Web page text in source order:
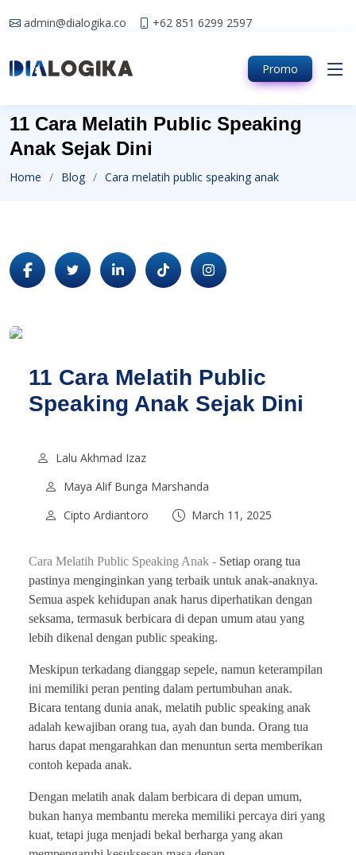
admin@dialogika.co +62 851 6299 2597
Promo
11 Cara Melatih Public Speaking
Anak Sejak Dini
Home Blog Cara melatih public speaking anak
11 Cara Melatih Public
Speaking Anak Sejak Dini
Lalu Akhmad Izaz
Maya Alif Bunga Marshanda
Cipto Ardiantoro
March 11, 2025
Cara Melatih Public Speaking Anak - Setiap orang tua
pastinya menginginkan yang terbaik untuk anak-anaknya.
Semua aspek kehidupan anak harus diperhatikan dengan
seksama, termasuk berbicara di depan umum atau yang
lebih dikenal dengan public speaking.
Meskipun terkadang dianggap sepele, namun keterampilan
ini memiliki peran penting dalam pertumbuhan anak.
Bicara tentang dunia anak, melatih public speaking anak
adalah kewajiban orang tua, ayah dan bunda. Orang tua
harus dapat mengarahkan dan menuntun serta memberikan
contoh kepada anak.
Dengan melatih anak dalam berbicara di depan umum,
bukan hanya membantu mereka memiliki percaya diri yang
kuat, tetapi juga menjadi bekal berharga yang akan